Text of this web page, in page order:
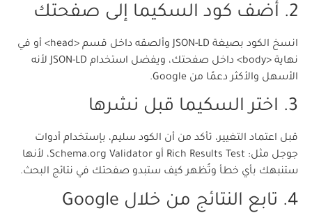
2. أضف كود السكيما إلى صفحتك
انسخ الكود بصيغة JSON-LD وألصقه داخل قسم <head> أو في
نهاية <body> داخل صفحتك، ويفضل استخدام JSON-LD لأنه
الأسهل والأكثر دعمًا من Google.
3. اختر السكيما قبل نشرها
قبل اعتماد التغيير، تأكد من أن الكود سليم، بإستخدام أدوات
جوجل مثل: Rich Results Test أو Schema.org Validator، لأنها
ستنبهك بأي خطأ وتُظهر كيف ستبدو صفحتك في نتائج البحث.
4. تابع النتائج من خلال Google